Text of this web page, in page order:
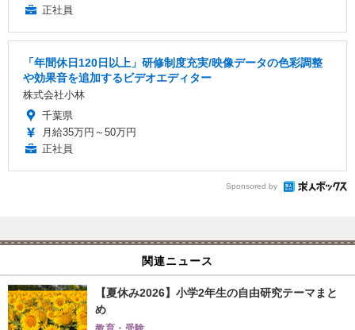
正社員
「年間休日120日以上」研修制度充実/映像データの色彩調整
や効果音を追加するビデオエディター
株式会社小林
千葉県
月給35万円～50万円
正社員
Sponsored by
関連ニュース
【夏休み2026】小学2年生の自由研究テーマまと
め